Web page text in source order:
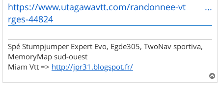
s
s
a
g
https://www.utagawavtt.com/randonnee-vt ...
rges-44824
Spé Stumpjumper Expert Evo, Egde305, TwoNav sportiva,
MemoryMap sud-ouest
Miam Vtt => http://jpr31.blogspot.fr/
a